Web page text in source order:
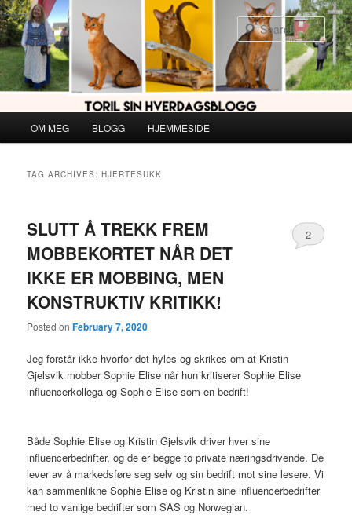
Skip
to
primary
content
Skip
to
secondary
content
OM MEG BLOGG HJEMMESIDE
TAG ARCHIVES:HJERTESUKK
SLUTT Å TREKK FREM
MOBBEKORTET NÅR DET
IKKE ER MOBBING, MEN
KONSTRUKTIV KRITIKK!
Posted onFebruary 7, 2020
2
Jeg forstår ikke hvorfor det hyles og skrikes om at Kristin
Gjelsvik mobber Sophie Elise når hun kritiserer Sophie Elise
influencerkollega og Sophie Elise som en bedrift!
Både Sophie Elise og Kristin Gjelsvik driver hver sine
influencerbedrifter, og de er begge to private næringsdrivende. De
lever av å markedsføre seg selv og sin bedrift mot sine lesere. Vi
kan sammenlikne Sophie Elise og Kristin sine influencerbedrifter
med to vanlige bedrifter som SAS og Norwegian.